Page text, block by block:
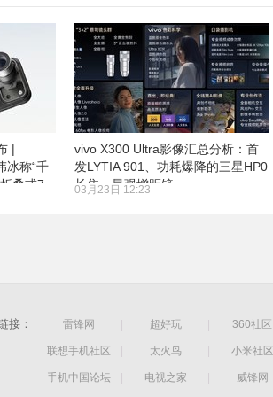
|
冰称“千
叠或7
vivo X300 Ultra影像汇总分析：首
发LYTIA 901、功耗爆降的三星HP0
长焦、最强增距镜
03月23日 12:23
接： 雷锋网 超好玩 360社区
联想手机社区 太火鸟 小米社区
手机中国论坛 电视之家 威锋网